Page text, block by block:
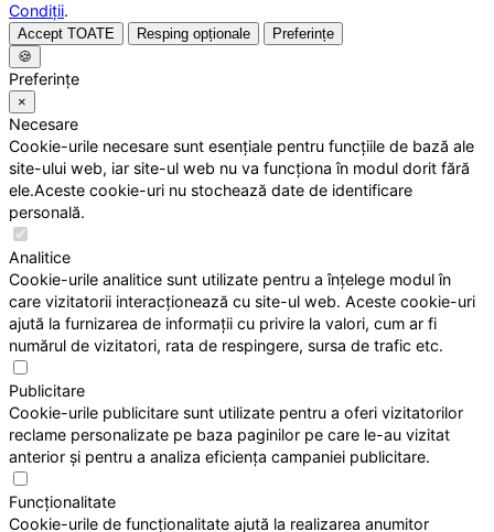
Condiții.
Accept TOATE Resping opționale
Preferințe
🍪
Preferințe
×
Necesare
Cookie-urile necesare sunt esențiale pentru funcțiile de bază ale
site-ului web, iar site-ul web nu va funcționa în modul dorit fără
ele.Aceste cookie-uri nu stochează date de identificare
personală.
Analitice
Cookie-urile analitice sunt utilizate pentru a înțelege modul în
care vizitatorii interacționează cu site-ul web. Aceste cookie-uri
ajută la furnizarea de informații cu privire la valori, cum ar fi
numărul de vizitatori, rata de respingere, sursa de trafic etc.
Publicitare
Cookie-urile publicitare sunt utilizate pentru a oferi vizitatorilor
reclame personalizate pe baza paginilor pe care le-au vizitat
anterior și pentru a analiza eficiența campaniei publicitare.
Funcționalitate
Cookie-urile de funcționalitate ajută la realizarea anumitor